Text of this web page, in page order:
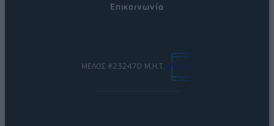
Επικοινωνία
ΜΕΛΟΣ #232470 Μ.Η.Τ.